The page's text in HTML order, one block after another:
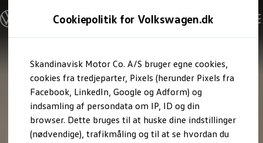
Cookiepolitik for Volkswagen.dk
Skandinavisk Motor Co. A/S bruger egne cookies,
cookies fra tredjeparter, Pixels (herunder Pixels fra
Facebook, LinkedIn, Google og Adform) og
indsamling af persondata om IP, ID og din
browser. Dette bruges til at huske dine indstillinger
(nødvendige), trafikmåling og til at se hvordan du
hovedindhold
footer
Modeller og konfigurator
Byg din Volkswagen
Alle modeller
Kend din Volkswagen
Erhvervsbiler
Værktøjskassen
ConnectedFleet
Service
California on Tour app
Elektriske biler
Elbiler